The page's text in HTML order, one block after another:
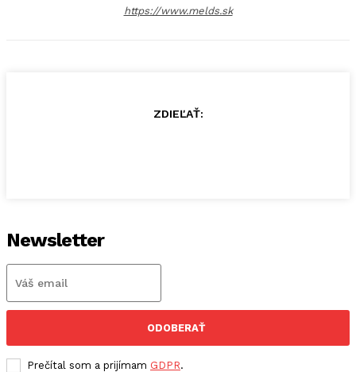
https://www.melds.sk
ZDIEĽAŤ:
Newsletter
ODOBERAŤ
Prečítal som a prijímam GDPR.